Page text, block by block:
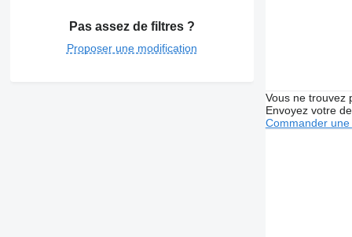
Pas assez de filtres ?
Proposer une modification
Vous ne trouvez
Envoyez votre
Commander